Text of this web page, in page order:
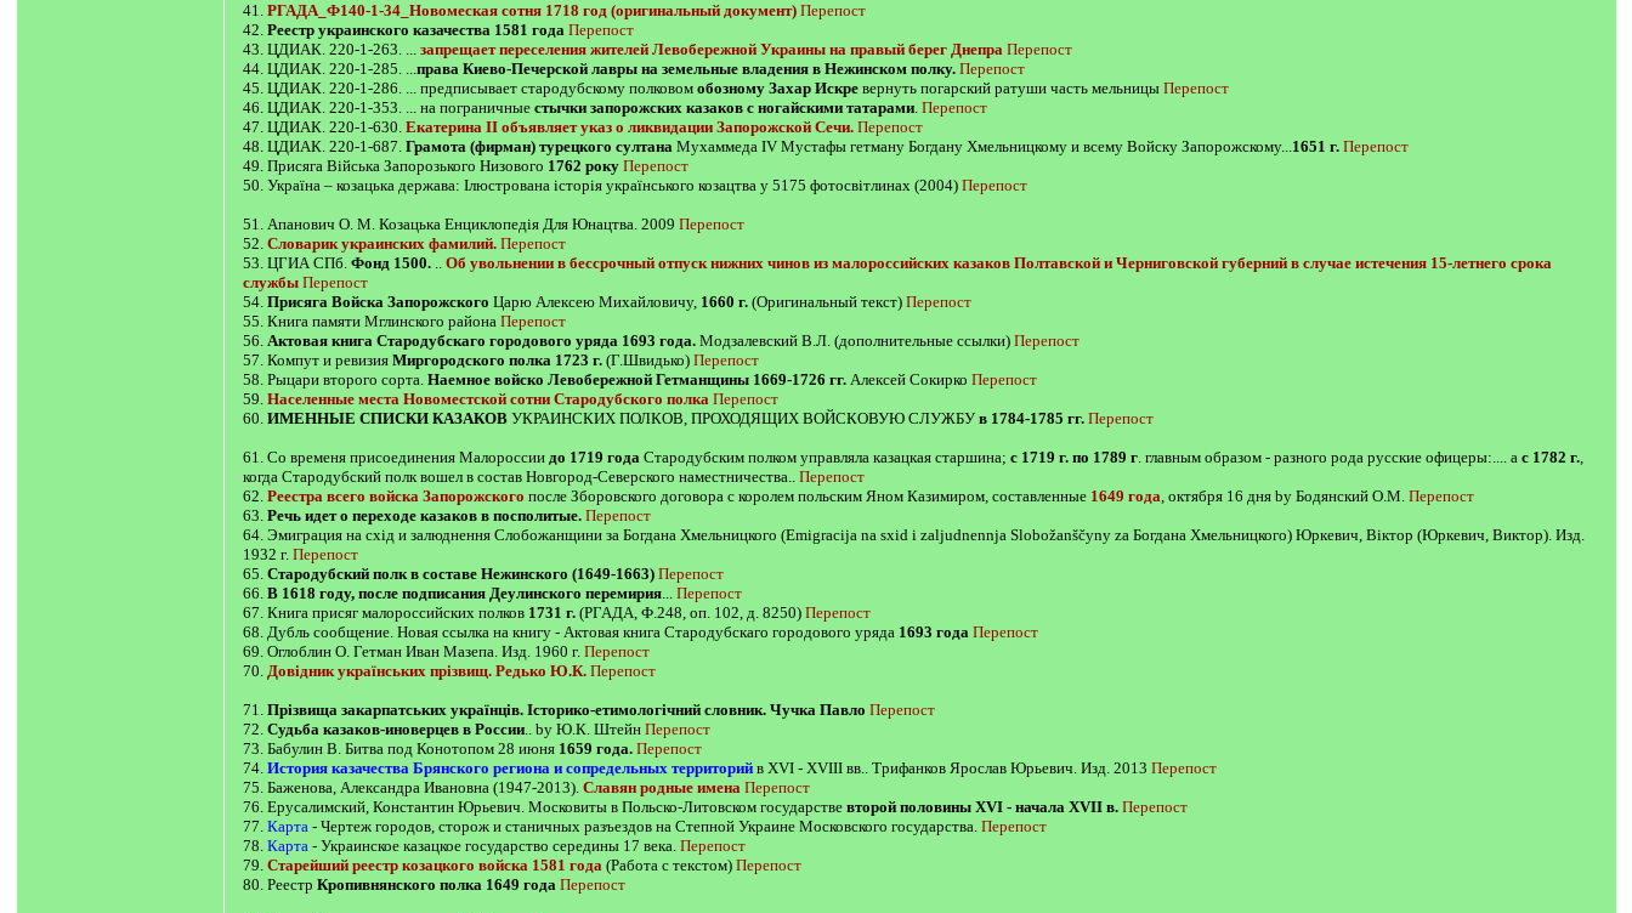
41. РГАДА_Ф140-1-34_Новомеская сотня 1718 год (оригинальный документ) Перепост
42. Реестр украинского казачества 1581 года Перепост
43. ЦДИАК. 220-1-263. ... запрещает переселения жителей Левобережной Украины на правый берег Днепра Перепост
44. ЦДИАК. 220-1-285. ...права Киево-Печерской лавры на земельные владения в Нежинском полку. Перепост
45. ЦДИАК. 220-1-286. ... предписывает стародубскому полковом обозному Захар Искревернуть погарский ратуши часть мельницы Перепост
46. ЦДИАК. 220-1-353. ... на пограничные стычки запорожских казаков с ногайскими татарами. Перепост
47. ЦДИАК. 220-1-630.Екатерина II объявляет указ о ликвидации Запорожской Сечи. Перепост
48. ЦДИАК. 220-1-687.Грамота (фирман) турецкого султанаМухаммеда IV Мустафы гетману Богдану Хмельницкому и всему Войску Запорожскому...1651 г. Перепост
49. Присяга Війська Запорозького Низового 1762 року Перепост
50. Україна – козацька держава: Ілюстрована історія українського козацтва у 5175 фотосвітлинах (2004) Перепост
51. Апанович О. М. Козацька Енциклопедія Для Юнацтва. 2009 Перепост
52. Словарик украинских фамилий. Перепост
53. ЦГИА СПб. Фонд 1500... Об увольнении в бессрочный отпуск нижних чинов из малороссийских казаков Полтавской и Черниговской губерний в случае истечения 15-летнего срока
службы Перепост
54. Присяга Войска Запорожского Царю Алексею Михайловичу, 1660 г.(Оригинальный текст) Перепост
55. Книга памяти Мглинского района Перепост
56. Актовая книга Стародубскаго городового уряда 1693 года.Модзалевский В.Л. (дополнительные ссылки) Перепост
57. Компут и ревизия Миргородского полка 1723 г.(Г.Швидько) Перепост
58. Рыцари второго сорта. Наемное войско Левобережной Гетманщины 1669-1726 гг.Алексей Сокирко Перепост
59. Населенные места Новоместской сотни Стародубского полка Перепост
60. ИМЕННЫЕ СПИСКИ КАЗАКОВУКРАИНСКИХ ПОЛКОВ, ПРОХОДЯЩИХ ВОЙСКОВУЮ СЛУЖБУ в 1784-1785 гг. Перепост
61. Со временя присоединения Малороссии до 1719 годаСтародубским полком управляла казацкая старшина; с 1719 г. по 1789 г. главным образом - разного рода русские офицеры:.... а с 1782 г.,
когда Стародубский полк вошел в состав Новгород-Северского наместничества.. Перепост
62. Реестра всего войска Запорожского после Зборовского договора с королем польским Яном Казимиром, составленные 1649 года, октября 16 дня by Бодянский О.М. Перепост
63. Речь идет о переходе казаков в посполитые. Перепост
64. Эмиграция на схід и залюднення Слобожанщини за Богдана Хмельницкого (Emigracija na sxid i zaljudnennja Slobožanščyny za Богдана Хмельницкого) Юркевич, Віктор (Юркевич, Виктор). Изд.
1932 г. Перепост
65. Стародубский полк в составе Нежинского (1649-1663) Перепост
66. В 1618 году, после подписания Деулинского перемирия... Перепост
67. Книга присяг малороссийских полков 1731 г.(РГАДА, Ф.248, оп. 102, д. 8250) Перепост
68. Дубль сообщение. Новая ссылка на книгу - Актовая книга Стародубскаго городового уряда1693 года Перепост
69. Оглоблин О. Гетман Иван Мазепа. Изд. 1960 г. Перепост
70.Довідник українських прізвищ. Редько Ю.К. Перепост
71.Прізвища закарпатських українців. Історико-етимологічний словник. Чучка Павло Перепост
72. Судьба казаков-иноверцев в России.. by Ю.К. Штейн Перепост
73. Бабулин В. Битва под Конотопом 28 июня 1659 года. Перепост
74. История казачества Брянского региона и сопредельных территорийв XVI - XVIII вв.. Трифанков Ярослав Юрьевич. Изд. 2013 Перепост
75. Баженова, Александра Ивановна (1947-2013). Славян родные имена Перепост
76. Ерусалимский, Константин Юрьевич. Московиты в Польско-Литовском государстве второй половины XVI - начала XVII в. Перепост
77. Карта - Чертеж городов, сторож и станичных разъездов на Степной Украине Московского государства. Перепост
78.Карта - Украинское казацкое государство середины 17 века. Перепост
79. Старейший реестр козацкого войска 1581 года(Работа с текстом) Перепост
80. Реестр Кропивнянского полка 1649 года Перепост